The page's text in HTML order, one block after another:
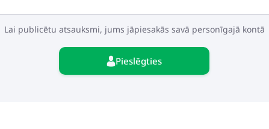
Lai publicētu atsauksmi, jums jāpiesakās savā personīgajā kontā
Pieslēgties